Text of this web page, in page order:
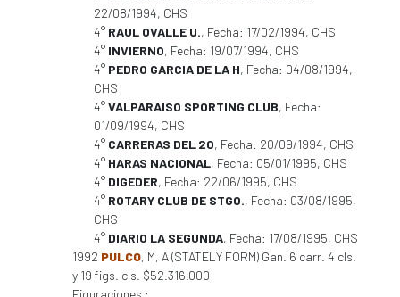
22/08/1994, CHS
4° RAUL OVALLE U., Fecha: 17/02/1994, CHS
4° INVIERNO, Fecha: 19/07/1994, CHS
4° PEDRO GARCIA DE LA H, Fecha: 04/08/1994,
CHS
4°VALPARAISO SPORTING CLUB, Fecha:
01/09/1994, CHS
4° CARRERAS DEL 20, Fecha: 20/09/1994, CHS
4° HARAS NACIONAL, Fecha: 05/01/1995, CHS
4° DIGEDER, Fecha: 22/06/1995, CHS
4° ROTARY CLUB DE STGO., Fecha: 03/08/1995,
CHS
4° DIARIO LA SEGUNDA, Fecha: 17/08/1995, CHS
1992 PULCO, M, A (STATELY FORM) Gan. 6 carr. 4 cls.
y 19 figs. cls. $52.316.000
Figuraciones :